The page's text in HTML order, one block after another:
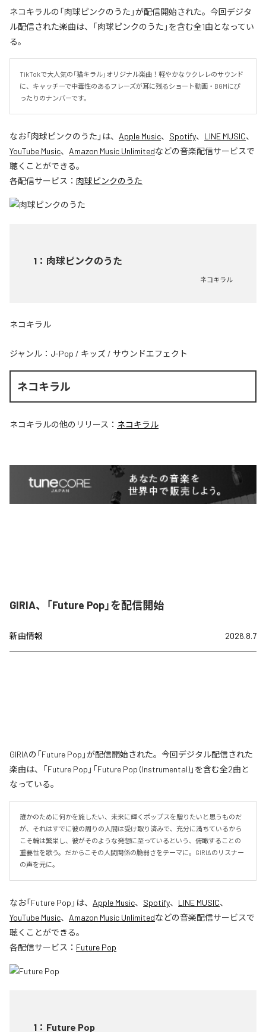
ネコキラルの「肉球ピンクのうた」が配信開始された。今回デジタ
ル配信された楽曲は、「肉球ピンクのうた」を含む全1曲となってい
る。
TikTokで大人気の「猫キラル」オリジナル楽曲！軽やかなウクレレのサウンド
に、キャッチーで中毒性のあるフレーズが耳に残るショート動画・BGMにぴ
ったりのナンバーです。
なお「肉球ピンクのうた 」は、 Apple Music、 Spotify、 LINE MUSIC、
YouTube Music、 Amazon Music Unlimitedなどの音楽配信サービスで
聴くことができる。
各配信サービス： 肉球ピンクのうた
1 ： 肉球ピンクのうた
ネコキラル
ネコキラル
ジャンル： J-Pop / キッズ / サウンドエフェクト
ネコキラル
ネコキラルの他のリリース： ネコキラル
GIRIA、「Future Pop」を配信開始
新曲情報 2026.8.7
GIRIAの「Future Pop」が配信開始された。今回デジタル配信された
楽曲は、「Future Pop」「Future Pop (Instrumental)」を含む全2曲と
なっている。
誰かのために何かを施したい、未来に輝くポップスを贈りたいと思うものだ
が、それはすでに彼の周りの人間は受け取り済みで、充分に満ちているから
こそ輪は繁栄し、彼がそのような発想に至っているという、俯瞰することの
重要性を歌う。だからこその人間関係の脆弱さをテーマに。GIRIAのリスナー
の声を元に。
なお「Future Pop 」は、 Apple Music、 Spotify、 LINE MUSIC、
YouTube Music、 Amazon Music Unlimitedなどの音楽配信サービスで
聴くことができる。
各配信サービス： Future Pop
1 ： Future Pop